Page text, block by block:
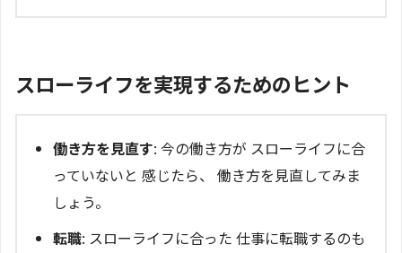
スローライフを実現するためのヒント
働き方を見直す: 今の働き方が スローライフに合
っていないと 感じたら、 働き方を見直してみま
しょう。
転職: スローライフに合った 仕事に転職するのも